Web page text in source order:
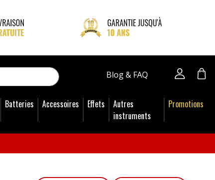
Blog & FAQ
Batteries Accessoires Effets
Autres
instruments
Promotions